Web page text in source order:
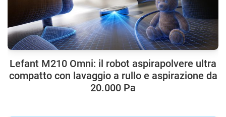
Lefant M210 Omni: il robot aspirapolvere ultra
compatto con lavaggio a rullo e aspirazione da
20.000 Pa